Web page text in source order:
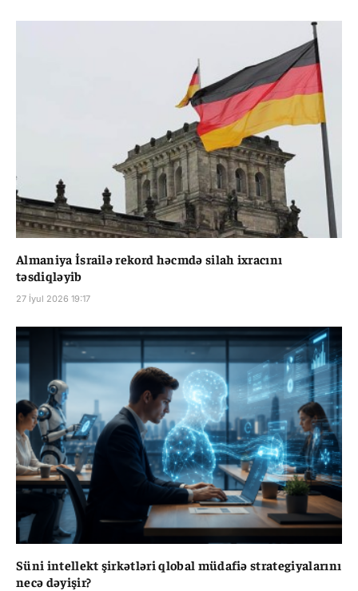
Almaniya İsrailə rekord həcmdə silah ixracını
təsdiqləyib
27 İyul 2026 19:17
Süni intellekt şirkətləri qlobal müdafiə strategiyalarını
necə dəyişir?